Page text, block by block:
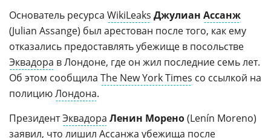
Основатель ресурса WikiLeaks Джулиан Ассанж
(Julian Assange) был арестован после того, как ему
отказались предоставлять убежище в посольстве
Эквадора в Лондоне, где он жил последние семь лет.
Об этом сообщила The New York Times со ссылкой на
полициюЛондона.
ПрезидентЭквадора Ленин Морено(Lenín Moreno)
заявил, что лишил Ассанжа убежища после